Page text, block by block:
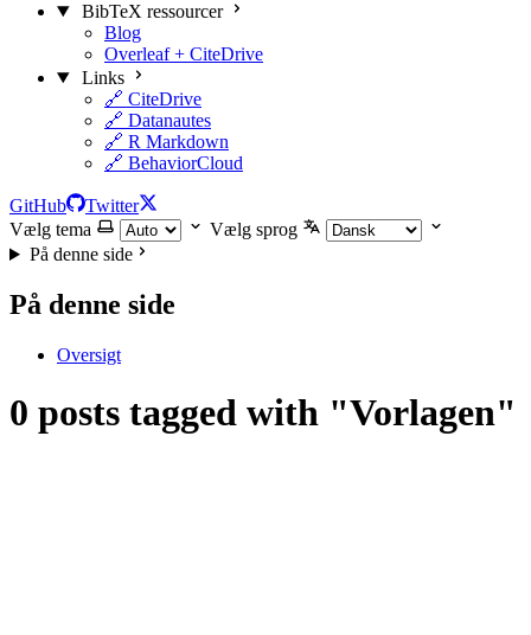
BibTeX ressourcer
Blog
Overleaf + CiteDrive
Links
🔗 CiteDrive
🔗 Datanautes
🔗 R Markdown
🔗 BehaviorCloud
GitHub
Twitter
Vælg tema
Vælg sprog
På denne side
På denne side
Oversigt
0 posts tagged with "Vorlagen"